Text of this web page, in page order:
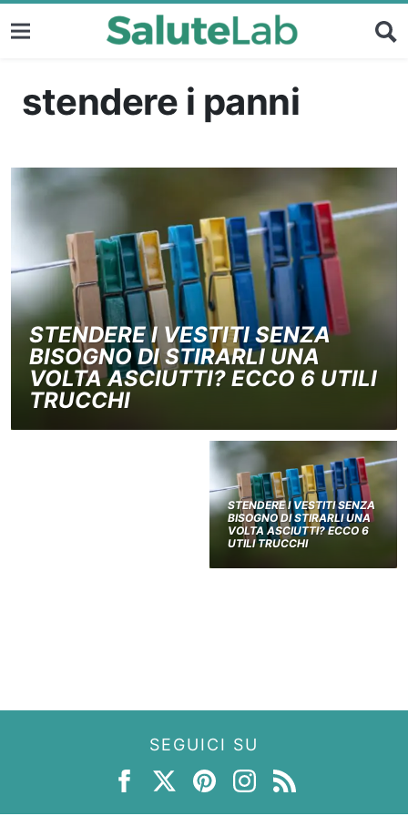
stendere i panni
STENDERE I VESTITI SENZA
BISOGNO DI STIRARLI UNA
VOLTA ASCIUTTI? ECCO 6 UTILI
TRUCCHI
STENDERE I VESTITI SENZA
BISOGNO DI STIRARLI UNA
VOLTA ASCIUTTI? ECCO 6
UTILI TRUCCHI
SEGUICI SU